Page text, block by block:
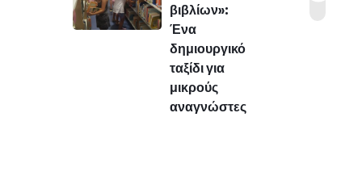
βιβλίων»:
Ένα
δημιουργικό
ταξίδι για
μικρούς
αναγνώστες